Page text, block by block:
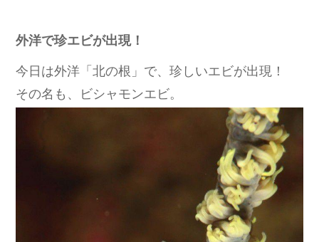
外洋で珍エビが出現！
今日は外洋「北の根」で、珍しいエビが出現！
その名も、ビシャモンエビ。